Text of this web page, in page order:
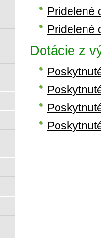
Pridelené
Pridelené
Dotácie z